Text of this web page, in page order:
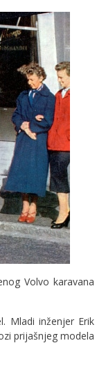
Volvo karavana
Mladi inženjer Erik
prijašnjeg modela